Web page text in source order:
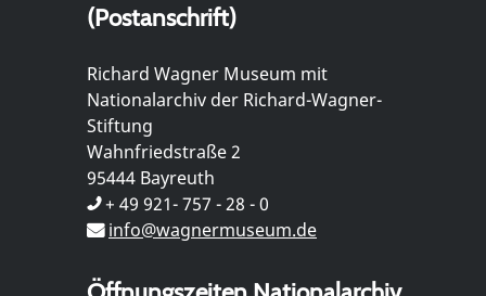
(Postanschrift)
Richard Wagner Museum mit
Nationalarchiv der Richard-Wagner-
Stiftung
Wahnfriedstraße 2
95444 Bayreuth
+ 49 921- 757 - 28 - 0
info@wagnermuseum.de